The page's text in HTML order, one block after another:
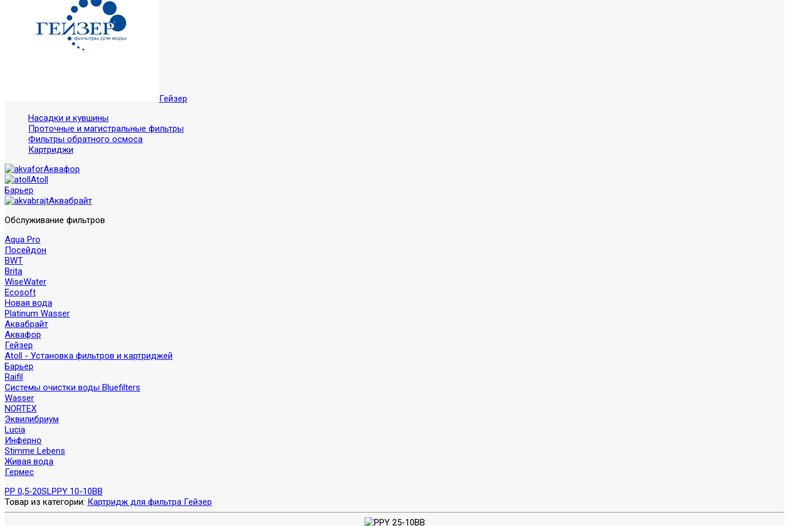
Гейзер
Насадки и кувшины
Проточные и магистральные фильтры
Фильтры обратного осмоса
Картриджи
Аквафор
Atoll
Барьер
Аквабрайт
Обслуживание фильтров
Aqua Pro
Посейдон
BWT
Brita
WiseWater
Ecosoft
Новая вода
Platinum Wasser
Аквабрайт
Аквафор
Гейзер
Atoll - Установка фильтров и картриджей
Барьер
Raifil
Системы очистки воды Bluefilters
Wasser
NORTEX
Эквилибриум
Lucia
Инферно
Stimme Lebens
Живая вода
Гермес
PP 0,5-20SLPPY 10-10BB
Товар из категории: Картридж для фильтра Гейзер